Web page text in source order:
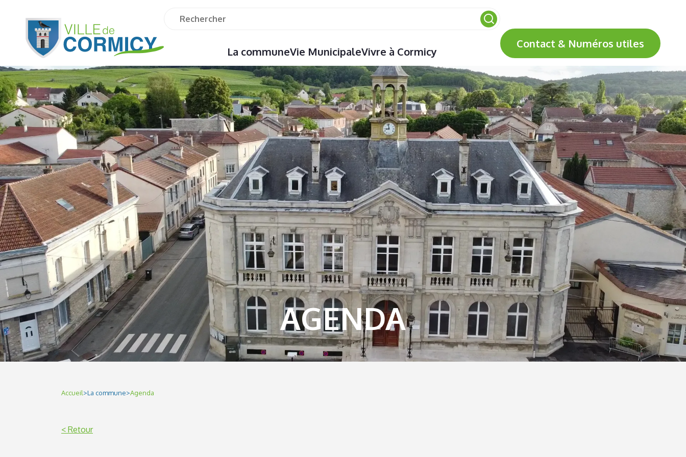
La communeVie MunicipaleVivre à Cormicy
Contact & Numéros utiles
AGENDA
Accueil>La commune>Agenda
< Retour